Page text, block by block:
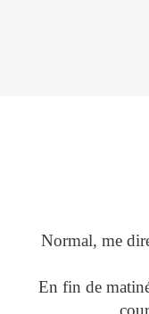
Normal, me
En fin de